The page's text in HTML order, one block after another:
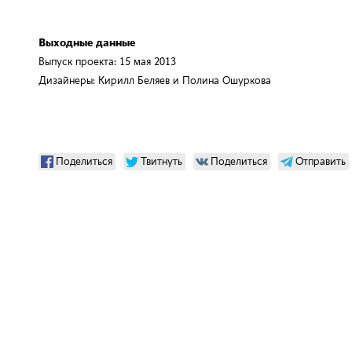
Выпуск проекта: 15 мая 2013
Дизайнеры: Кирилл Беляев и Полина Ошуркова
Поделиться Твитнуть Поделиться Отправить